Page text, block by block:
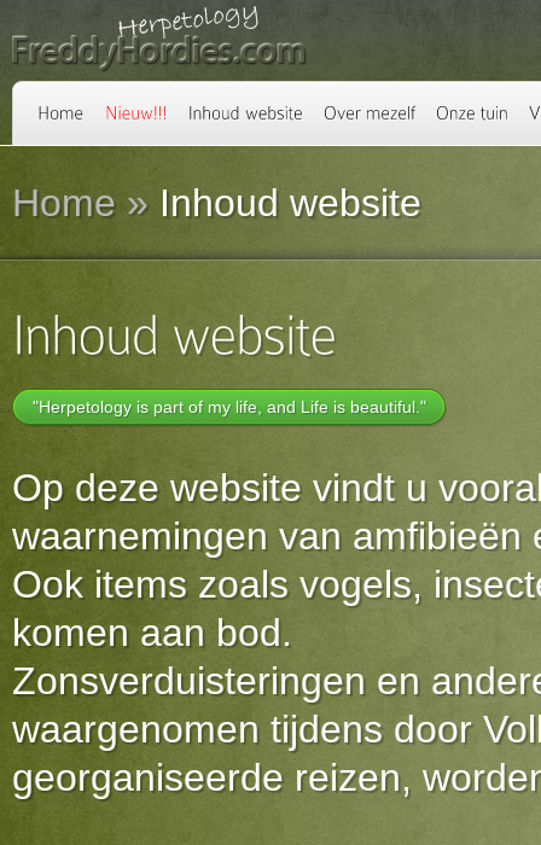
Home » Inhoud website
"Herpetology is part of my life, and Life is beautiful."
Op deze website vindt u
waarnemingen van amfibieën
Ook items zoals vogels,
komen aan bod.
Zonsverduisteringen en
waargenomen tijdens door
georganiseerde reizen,